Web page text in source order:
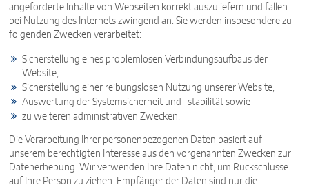
angeforderte Inhalte von Webseiten korrekt auszuliefern und fallen
bei Nutzung des Internets zwingend an. Sie werden insbesondere zu
folgenden Zwecken verarbeitet:
Sicherstellung eines problemlosen Verbindungsaufbaus der
Website,
Sicherstellung einer reibungslosen Nutzung unserer Website,
Auswertung der Systemsicherheit und -stabilität sowie
zu weiteren administrativen Zwecken.
Die Verarbeitung Ihrer personenbezogenen Daten basiert auf
unserem berechtigten Interesse aus den vorgenannten Zwecken zur
Datenerhebung. Wir verwenden Ihre Daten nicht, um Rückschlüsse
auf Ihre Person zu ziehen. Empfänger der Daten sind nur die